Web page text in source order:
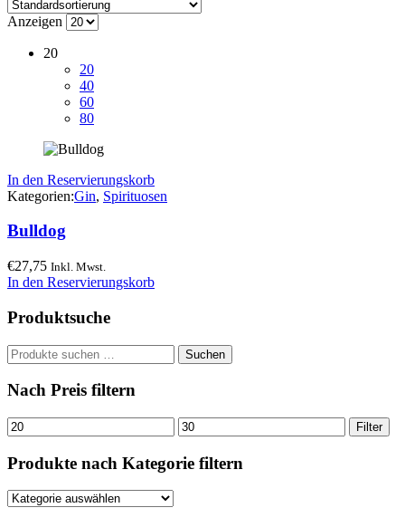
Anzeigen
20
20
40
60
80
In den Reservierungskorb
Kategorien:Gin, Spirituosen
Bulldog
€27,75 Inkl. Mwst.
In den Reservierungskorb
Produktsuche
Suchen
nach:
Suchen
Nach Preis filtern
Min.
Preis
Max.
Preis
Filter
Produkte nach Kategorie filtern